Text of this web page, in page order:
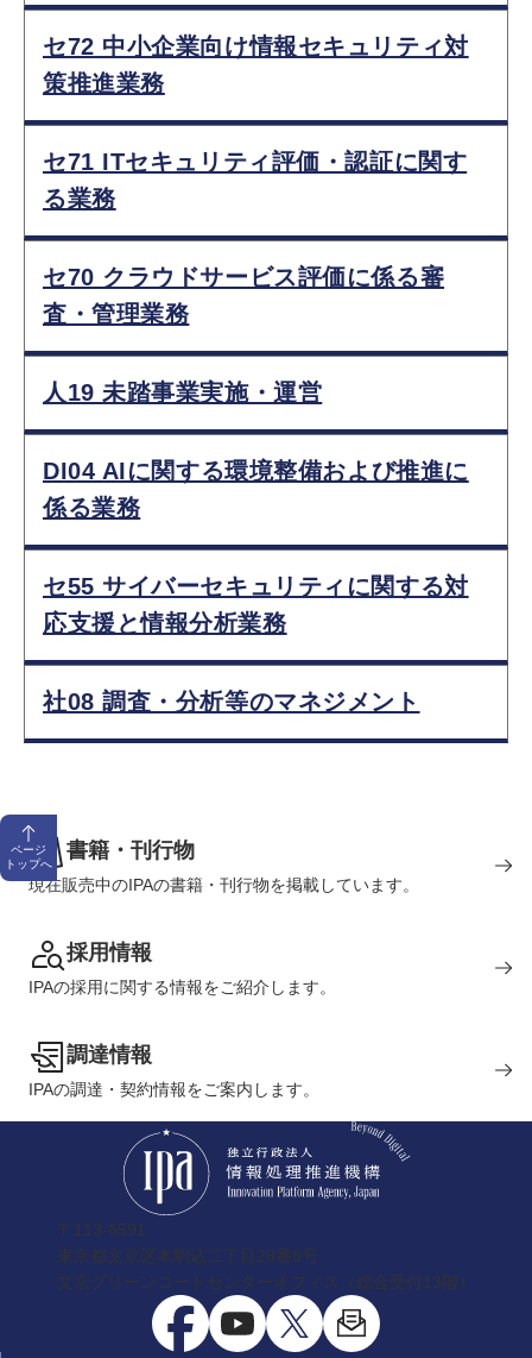
セ72 中小企業向け情報セキュリティ対
策推進業務
セ71 ITセキュリティ評価・認証に関す
る業務
セ70 クラウドサービス評価に係る審
査・管理業務
人19 未踏事業実施・運営
DI04 AIに関する環境整備および推進に
係る業務
セ55 サイバーセキュリティに関する対
応支援と情報分析業務
社08 調査・分析等のマネジメント
ページ
トップへ
書籍・刊行物
現在販売中のIPAの書籍・刊行物を掲載しています。
採用情報
IPAの採用に関する情報をご紹介します。
調達情報
IPAの調達・契約情報をご案内します。
〒113-6591
東京都文京区本駒込二丁目28番8号
文京グリーンコートセンターオフィス（総合受付13階）